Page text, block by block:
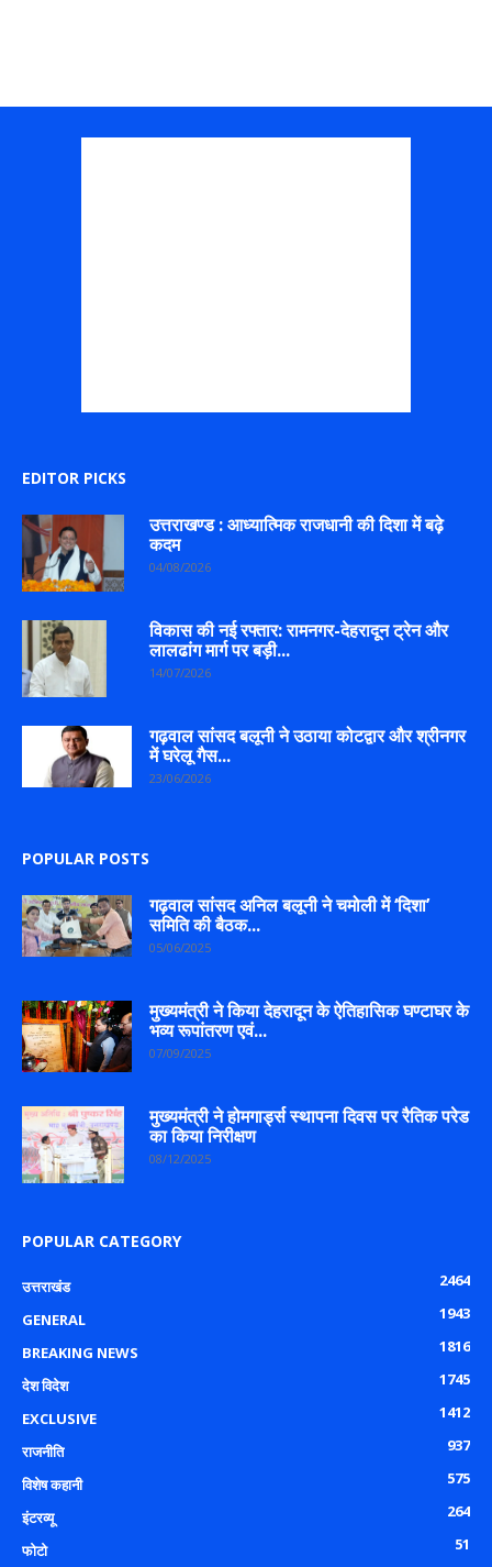
EDITOR PICKS
उत्तराखण्ड : आध्यात्मिक राजधानी की दिशा में बढ़े
कदम
04/08/2026
विकास की नई रफ्तार: रामनगर-देहरादून ट्रेन और
लालढांग मार्ग पर बड़ी...
14/07/2026
गढ़वाल सांसद बलूनी ने उठाया कोटद्वार और श्रीनगर
में घरेलू गैस...
23/06/2026
POPULAR POSTS
गढ़वाल सांसद अनिल बलूनी ने चमोली में ‘दिशा’
समिति की बैठक...
05/06/2025
मुख्यमंत्री ने किया देहरादून के ऐतिहासिक घण्टाघर के
भव्य रूपांतरण एवं...
07/09/2025
मुख्यमंत्री ने होमगार्ड्स स्थापना दिवस पर रैतिक परेड
का किया निरीक्षण
08/12/2025
POPULAR CATEGORY
उत्तराखंड
2464
GENERAL
1943
BREAKING NEWS
1816
देश विदेश
1745
EXCLUSIVE
1412
राजनीति
937
विशेष कहानी
575
इंटरव्यू
264
फोटो
51